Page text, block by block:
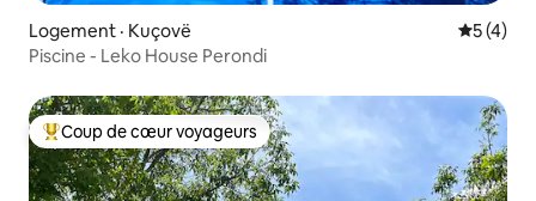
Logement · Kuçovë Note
5 (4)
Piscine - Leko House Perondi
Coup de cœur voyageurs parmi les plus aimés
Coup de cœur voyageurs